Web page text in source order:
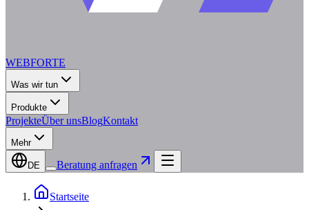
WEBFORTE
Was wir tun
Produkte
ProjekteÜber unsBlogKontakt
Mehr
DE Beratung anfragen
Startseite